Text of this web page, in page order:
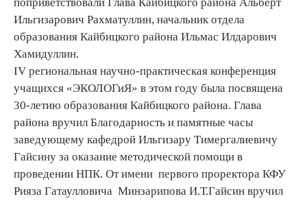
Ильгизарович Рахматуллин, начальник отдела
образования Кайбицкого района Ильмас Илдарович
Хамидуллин.
IV региональная научно-практическая конференция
учащихся «ЭКОЛОГиЯ» в этом году была посвящена
30-летию образования Кайбицкого района. Глава
района вручил Благодарность и памятные часы
заведующему кафедрой Ильгизару Тимергалиевичу
Гайсину за оказание методической помощи в
проведении НПК. От имени первого проректора КФУ
Рияза Гатаулловича Минзарипова И.Т.Гайсин вручил